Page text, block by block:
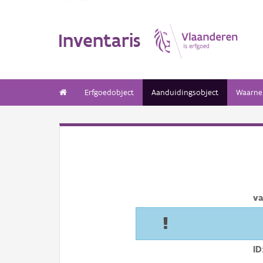
Inventaris
Erfgoedobject Aanduidingsobject
ID